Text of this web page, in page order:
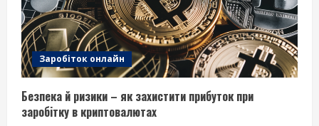
Заробіток онлайн
Безпека й ризики – як захистити прибуток при
заробітку в криптовалютах